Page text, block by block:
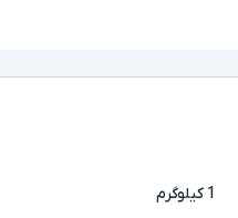
1 کیلوگرم